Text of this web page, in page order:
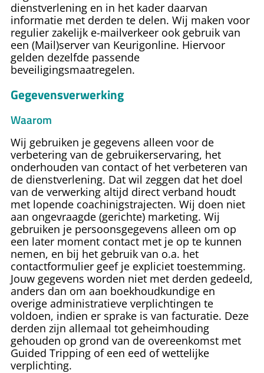
dienstverlening en in het kader daarvan
informatie met derden te delen. Wij maken voor
regulier zakelijk e-mailverkeer ook gebruik van
een (Mail)server van Keurigonline. Hiervoor
gelden dezelfde passende
beveiligingsmaatregelen.
Gegevensverwerking
Waarom
Wij gebruiken je gegevens alleen voor de
verbetering van de gebruikerservaring, het
onderhouden van contact of het verbeteren van
de dienstverlening. Dat wil zeggen dat het doel
van de verwerking altijd direct verband houdt
met lopende coachinigstrajecten. Wij doen niet
aan ongevraagde (gerichte) marketing. Wij
gebruiken je persoonsgegevens alleen om op
een later moment contact met je op te kunnen
nemen, en bij het gebruik van o.a. het
contactformulier geef je expliciet toestemming.
Jouw gegevens worden niet met derden gedeeld,
anders dan om aan boekhoudkundige en
overige administratieve verplichtingen te
voldoen, indien er sprake is van facturatie. Deze
derden zijn allemaal tot geheimhouding
gehouden op grond van de overeenkomst met
Guided Tripping of een eed of wettelijke
verplichting.